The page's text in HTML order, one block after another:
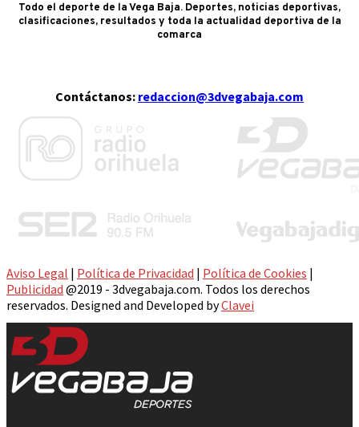
Todo el deporte de la Vega Baja. Deportes, noticias deportivas,
clasificaciones, resultados y toda la actualidad deportiva de la
comarca
Contáctanos: redaccion@3dvegabaja.com
Aviso Legal | Política de Privacidad | Política de Cookies |
Publicidad @2019 - 3dvegabaja.com. Todos los derechos
reservados. Designed and Developed byClavei